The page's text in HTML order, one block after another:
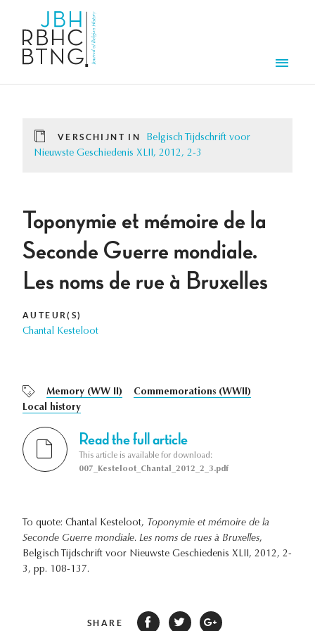
VERSCHIJNT IN
Belgisch Tijdschrift voor
Nieuwste Geschiedenis XLII, 2012, 2-3
Toponymie et mémoire de la
Seconde Guerre mondiale.
Les noms de rue à Bruxelles
AUTEUR(S)
Chantal Kesteloot
Memory (WW II)
Commemorations (WWII)
Local history
Read the full article
This article is available for download:
007_Kesteloot_Chantal_2012_2_3.pdf
To quote: Chantal Kesteloot, Toponymie et mémoire de la
Seconde Guerre mondiale. Les noms de rues à Bruxelles,
Belgisch Tijdschrift voor Nieuwste Geschiedenis XLII, 2012, 2-
3, pp. 108-137.
SHARE